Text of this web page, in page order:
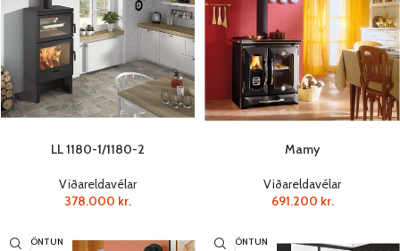
LL 1180-1/1180-2
Viðareldavélar
378.000 kr.
Mamy
Viðareldavélar
691.200 kr.
SÉRPÖNTUN SÉRPÖNTUN